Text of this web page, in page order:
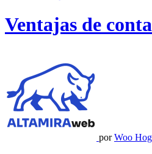
Ventajas de
porWoo